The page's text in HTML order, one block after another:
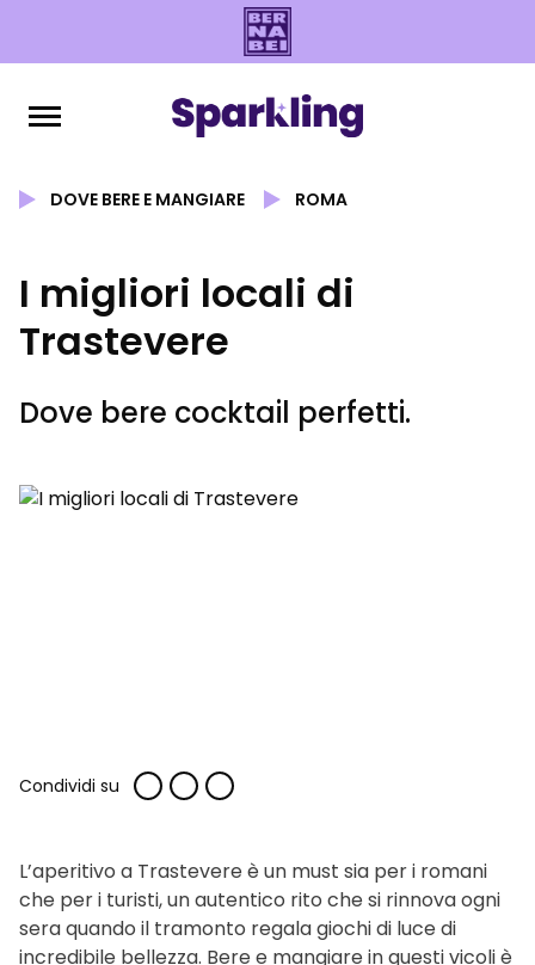
DOVE BERE E MANGIARE ROMA
I migliori locali di
Trastevere
Dove bere cocktail perfetti.
Condividi su
L’aperitivo a Trastevere è un must sia per i romani
che per i turisti, un autentico rito che si rinnova ogni
sera quando il tramonto regala giochi di luce di
incredibile bellezza. Bere e mangiare in questi vicoli è